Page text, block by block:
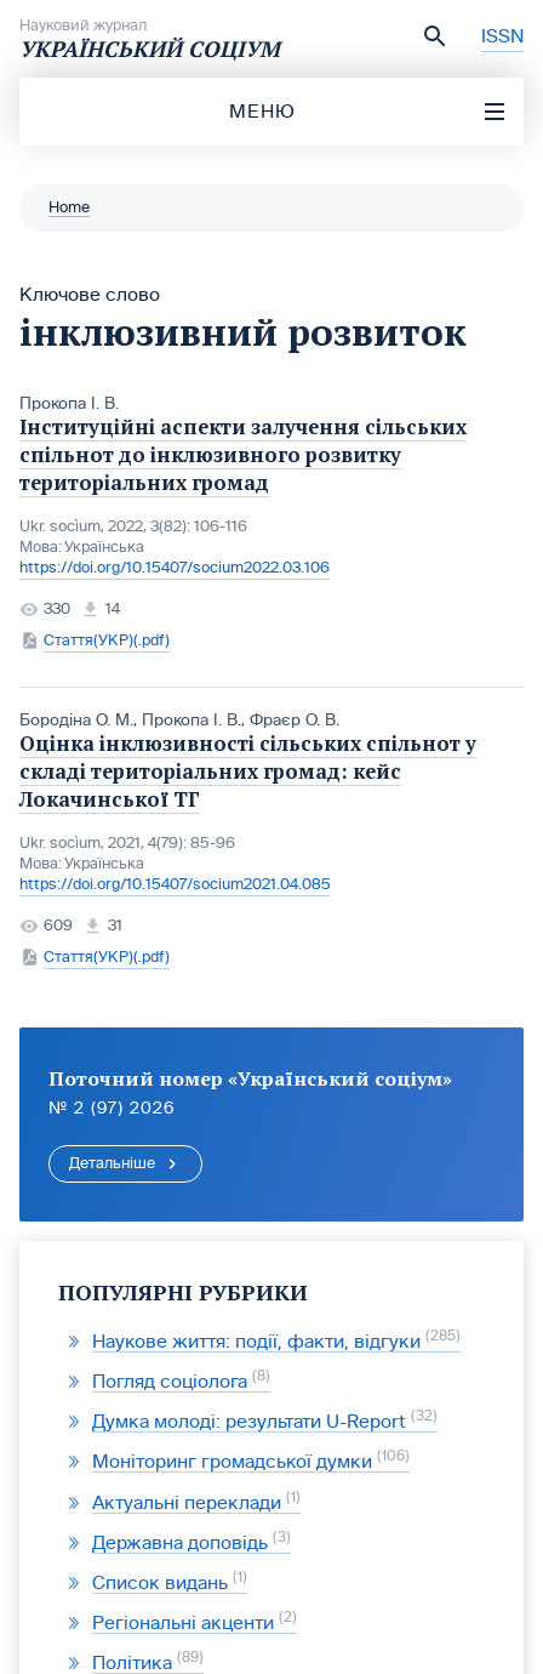
Науковий журнал
УКРАЇНСЬКИЙ СОЦІУМ ISSN
МЕНЮ
Home
Ключове слово
інклюзивний розвиток
Прокопа І. В.
Інституційні аспекти залучення сільських
спільнот до інклюзивного розвитку
територіальних громад
Ukr. socìum, 2022, 3(82): 106-116
Мова:Українська
https://doi.org/10.15407/socium2022.03.106
330
14
Стаття(УКР)(.pdf)
Бородіна О. М., Прокопа І. В., Фраєр О. В.
Оцінка інклюзивності сільських спільнот у
складі територіальних громад: кейс
Локачинської ТГ
Ukr. socìum, 2021, 4(79): 85-96
Мова:Українська
https://doi.org/10.15407/socium2021.04.085
609
31
Стаття(УКР)(.pdf)
Поточний номер «Український соціум»
№ 2 (97) 2026
Детальніше
ПОПУЛЯРНІ РУБРИКИ
Наукове життя: події, факти, відгуки 285
Погляд соціолога 8
Думка молоді: результати U-Report 32
Моніторинг громадської думки 106
Актуальні переклади 1
Державна доповідь 3
Список видань 1
Регіональні акценти 2
Політика 89